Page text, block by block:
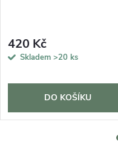
420 Kč
Skladem >20 ks
DO KOŠÍKU